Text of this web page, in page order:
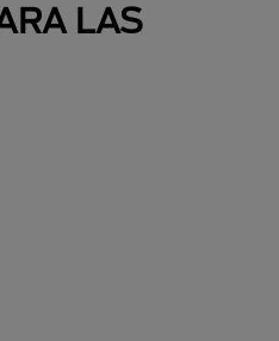
LAS